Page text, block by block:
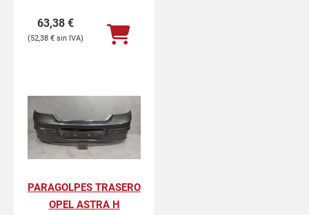
63,38 €
52,38 €
PARAGOLPES TRASERO
OPEL ASTRA H